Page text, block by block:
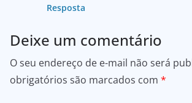
Resposta
Deixe um comentário
O seu endereço de e-mail não será
obrigatórios são marcados com *